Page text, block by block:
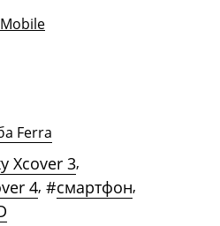
Ferra
Xcover 3,
4, #смартфон,